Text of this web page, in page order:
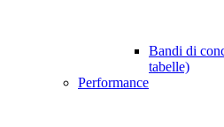
Bandi di
tabelle)
Performance